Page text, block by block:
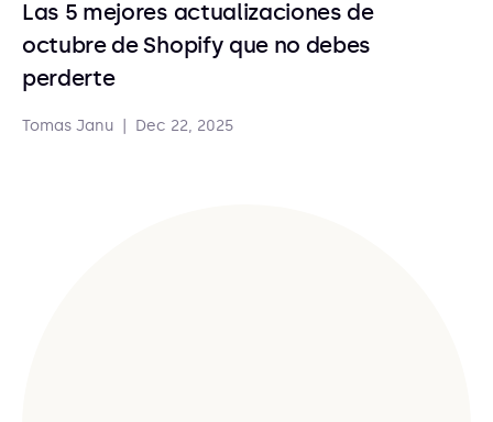
Las 5 mejores actualizaciones de
octubre de Shopify que no debes
perderte
Tomas Janu Dec 22, 2025